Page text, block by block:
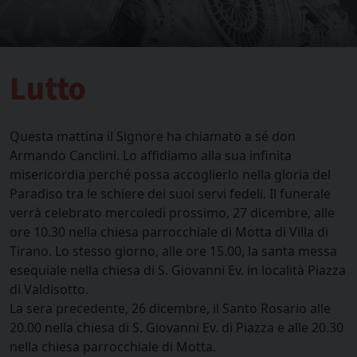
Lutto
Questa mattina il Signore ha chiamato a sé don
Armando Canclini. Lo affidiamo alla sua infinita
misericordia perché possa accoglierlo nella gloria del
Paradiso tra le schiere dei suoi servi fedeli. Il funerale
verrà celebrato mercoledì prossimo, 27 dicembre, alle
ore 10.30 nella chiesa parrocchiale di Motta di Villa di
Tirano. Lo stesso giorno, alle ore 15.00, la santa messa
esequiale nella chiesa di S. Giovanni Ev. in località Piazza
di Valdisotto.
La sera precedente, 26 dicembre, il Santo Rosario alle
20.00 nella chiesa di S. Giovanni Ev. di Piazza e alle 20.30
nella chiesa parrocchiale di Motta.